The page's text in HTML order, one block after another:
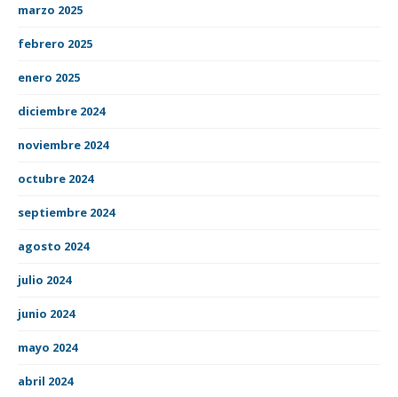
marzo 2025
febrero 2025
enero 2025
diciembre 2024
noviembre 2024
octubre 2024
septiembre 2024
agosto 2024
julio 2024
junio 2024
mayo 2024
abril 2024